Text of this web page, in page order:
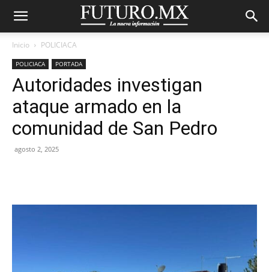
Inicio POLICIACA
POLICIACA PORTADA
Autoridades investigan
ataque armado en la
comunidad de San Pedro
agosto 2, 2025